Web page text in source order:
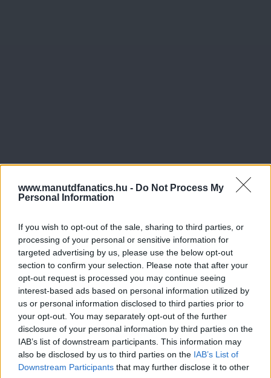
www.manutdfanatics.hu - Do Not Process My
Personal Information
If you wish to opt-out of the sale, sharing to third parties, or
processing of your personal or sensitive information for
targeted advertising by us, please use the below opt-out
section to confirm your selection. Please note that after your
opt-out request is processed you may continue seeing
interest-based ads based on personal information utilized by
us or personal information disclosed to third parties prior to
your opt-out. You may separately opt-out of the further
disclosure of your personal information by third parties on the
IAB’s list of downstream participants. This information may
also be disclosed by us to third parties on the IAB’s List of
Downstream Participants that may further disclose it to other